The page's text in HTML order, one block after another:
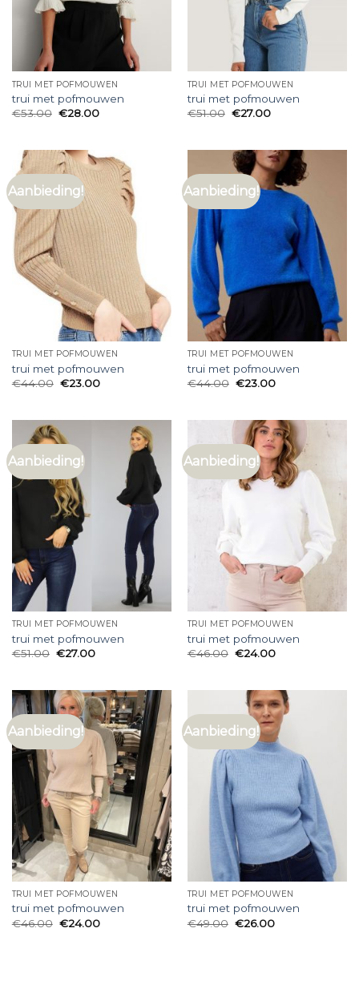
TRUI MET POFMOUWEN
trui met pofmouwen
€53.00 €28.00
TRUI MET POFMOUWEN
trui met pofmouwen
€51.00 €27.00
Aanbieding!
TRUI MET POFMOUWEN
trui met pofmouwen
€44.00 €23.00
Aanbieding!
TRUI MET POFMOUWEN
trui met pofmouwen
€44.00 €23.00
Aanbieding!
TRUI MET POFMOUWEN
trui met pofmouwen
€51.00 €27.00
Aanbieding!
TRUI MET POFMOUWEN
trui met pofmouwen
€46.00 €24.00
Aanbieding!
TRUI MET POFMOUWEN
trui met pofmouwen
€46.00 €24.00
Aanbieding!
TRUI MET POFMOUWEN
trui met pofmouwen
€49.00 €26.00